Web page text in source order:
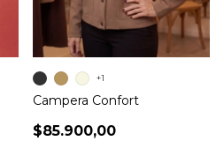
Campera Confort
$85.900,00
+1